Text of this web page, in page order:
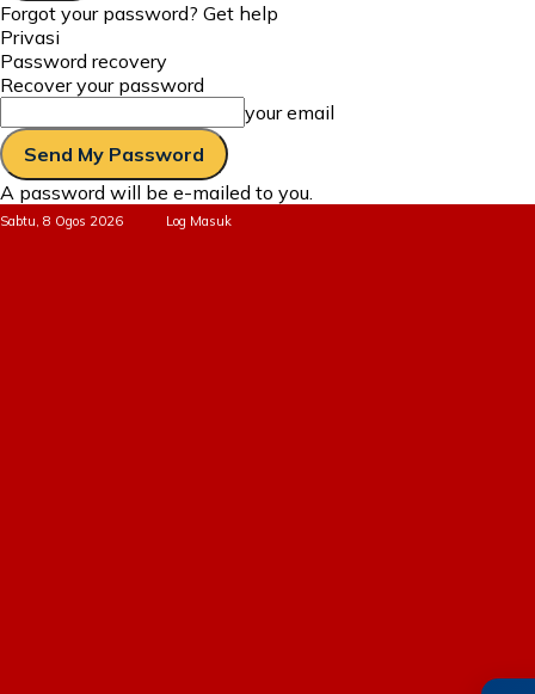
Forgot your password? Get help
Privasi
Password recovery
Recover your password
your email
A password will be e-mailed to you.
Sabtu, 8 Ogos 2026 Log Masuk